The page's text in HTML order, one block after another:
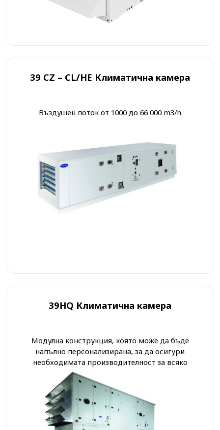
39 CZ – CL/HE Климатична камера
Въздушен поток от 1000 до 66 000 m3/h
39HQ Климатична камера
Модулна конструкция, която може да бъде
напълно персонализирана, за да осигури
необходимата производителност за всяко